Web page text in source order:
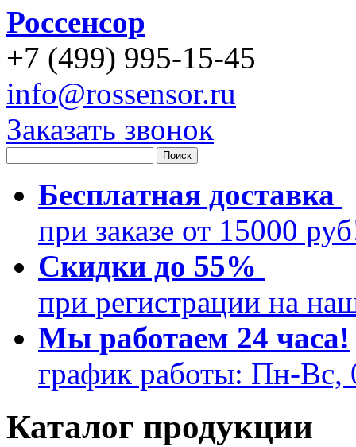
Россенсор
+7 (499) 995-15-45
info@rossensor.ru
Заказать звонок
Бесплатная доставка
при заказе от 15000
Скидки до 55%
при регистрации на
Мы работаем 24 часа!
график работы: Пн-Вс,
Каталог продукции